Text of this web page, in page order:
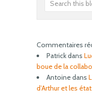
Commentaires
Patrickdans
boue de la
Antoinedans
d’Arthur et les